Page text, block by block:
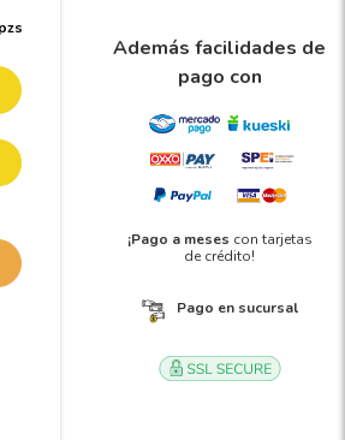
Además facilidades de
pago con
¡Pago a meses con tarjetas
de crédito!
Pago en sucursal